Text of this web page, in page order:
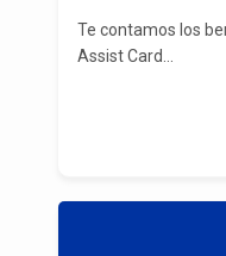
Te contamos los
Assist Card...